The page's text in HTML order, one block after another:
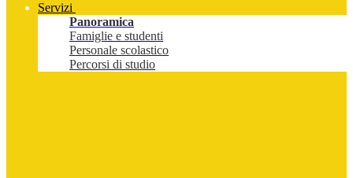
Servizi
Panoramica
Famiglie e studenti
Personale scolastico
Percorsi di studio